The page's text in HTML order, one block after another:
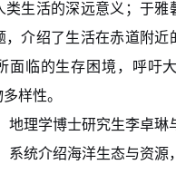
类生活的深远意义；于
，介绍了生活在赤道附
面临的生存困境，呼吁
样性。
地理学博士研究生李卓
系统介绍海洋生态与资